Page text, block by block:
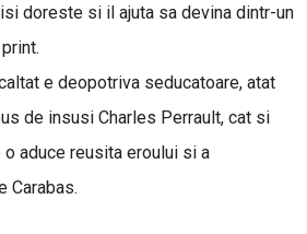
doreste si il ajuta sa devina dintr-un
e deopotriva seducatoare, atat
de insusi Charles Perrault, cat si
aduce reusita eroului si a
Carabas.